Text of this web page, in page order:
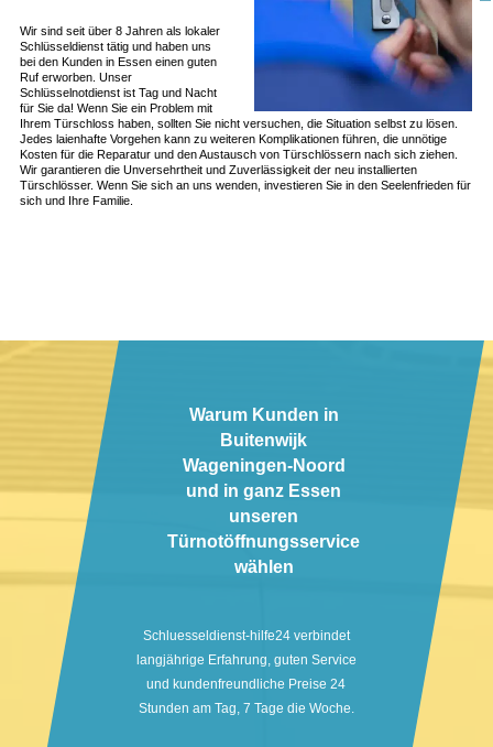
Wir sind seit über 8 Jahren als lokaler
Schlüsseldienst tätig und haben uns
bei den Kunden in Essen einen guten
Ruf erworben. Unser
Schlüsselnotdienst ist Tag und Nacht
für Sie da! Wenn Sie ein Problem mit
Ihrem Türschloss haben, sollten Sie nicht versuchen, die Situation selbst zu lösen.
Jedes laienhafte Vorgehen kann zu weiteren Komplikationen führen, die unnötige
Kosten für die Reparatur und den Austausch von Türschlössern nach sich ziehen.
Wir garantieren die Unversehrtheit und Zuverlässigkeit der neu installierten
Türschlösser. Wenn Sie sich an uns wenden, investieren Sie in den Seelenfrieden für
sich und Ihre Familie.
Warum Kunden in
Buitenwijk
Wageningen-Noord
und in ganz Essen
unseren
Türnotöffnungsservice
wählen
Schluesseldienst-hilfe24 verbindet
langjährige Erfahrung, guten Service
und kundenfreundliche Preise 24
Stunden am Tag, 7 Tage die Woche.